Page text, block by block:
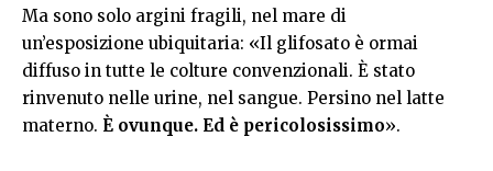
Ma sono solo argini fragili, nel mare di
un’esposizione ubiquitaria: «Il glifosato è ormai
diffuso in tutte le colture convenzionali. È stato
rinvenuto nelle urine, nel sangue. Persino nel latte
materno. È ovunque. Ed è pericolosissimo».